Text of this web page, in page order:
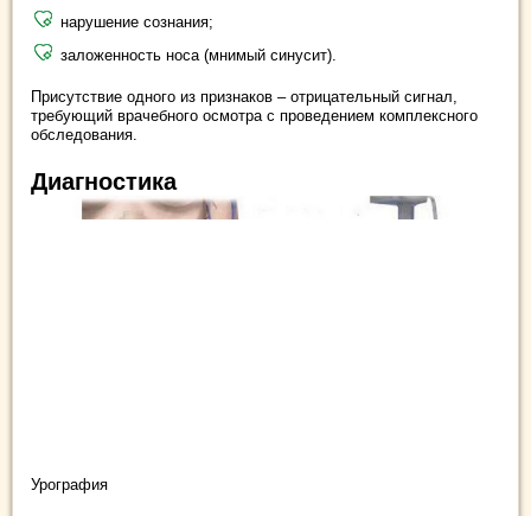
нарушение сознания;
заложенность носа (мнимый синусит).
Присутствие одного из признаков – отрицательный сигнал,
требующий врачебного осмотра с проведением комплексного
обследования.
Диагностика
Урография